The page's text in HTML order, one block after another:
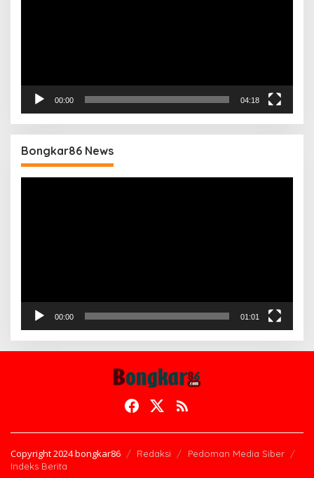
00:00 04:18
Bongkar86 News
00:00 01:01
Copyright 2024 bongkar86 Redaksi
Pedoman Media Siber
Indeks Berita